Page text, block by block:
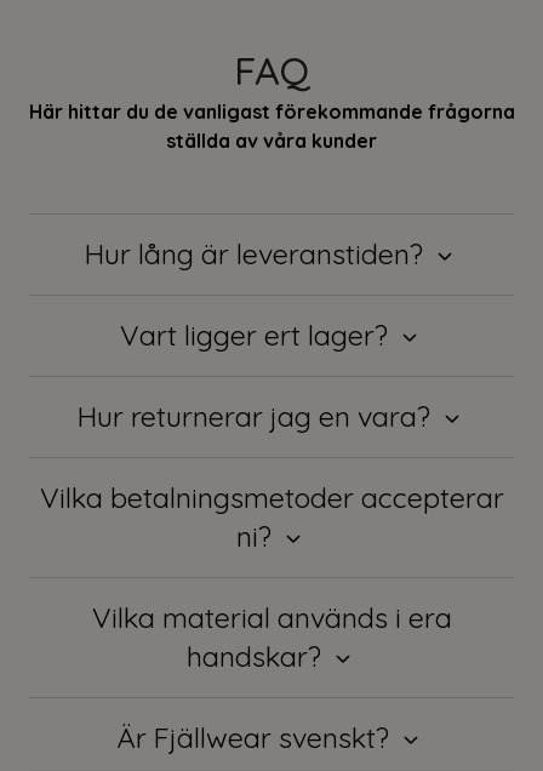
FAQ
Här hittar du de vanligast förekommande frågorna
ställda av våra kunder
Hur lång är leveranstiden?
Vart ligger ert lager?
Hur returnerar jag en vara?
Vilka betalningsmetoder accepterar
ni?
Vilka material används i era
handskar?
Är Fjällwear svenskt?